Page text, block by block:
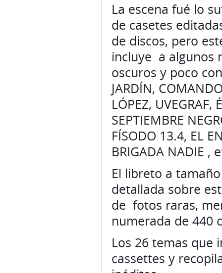
La escena fué lo
de casetes
de discos, pero
incluye a algunos
oscuros y poco
JARDÍN,
LÓPEZ, UVEGRAF,
SEPTIEMBRE
FÍSODO 13.4, EL
BRIGADA NADIE ,
El libreto a
detallada sobre
de fotos raras,
numerada de 440
Los 26 temas que
cassettes y